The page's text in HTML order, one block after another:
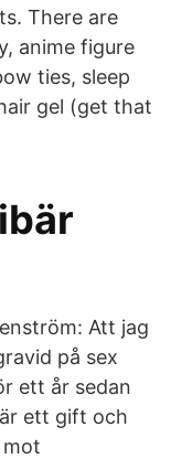
There are
anime figure
ties, sleep
gel (get that
Att jag
på sex
ett år sedan
ett gift och